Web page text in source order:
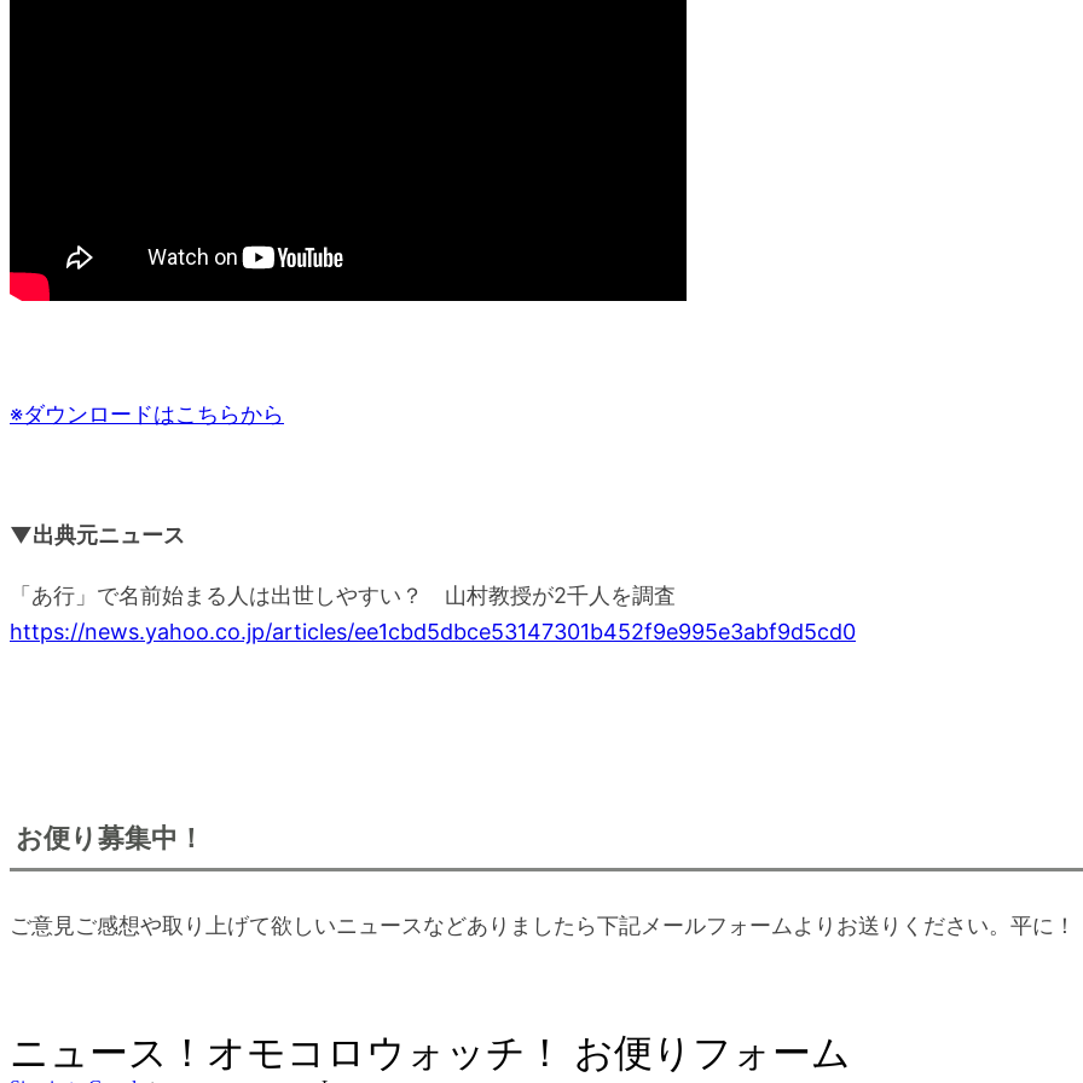
※ダウンロードはこちらから
▼出典元ニュース
「あ行」で名前始まる人は出世しやすい？ 山村教授が2千人を調査
https://news.yahoo.co.jp/articles/ee1cbd5dbce53147301b452f9e995e3abf9d5cd0
お便り募集中！
ご意見ご感想や取り上げて欲しいニュースなどありましたら下記メールフォームよりお送りください。平に！